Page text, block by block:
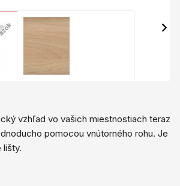
vzhľad vo vašich miestnostiach teraz
pomocou vnútorného rohu. Je
lišty.